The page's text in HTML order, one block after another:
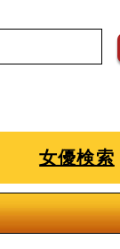
女優検索